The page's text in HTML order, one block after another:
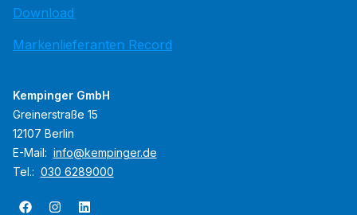
Download
Markenlieferanten Record
Kempinger GmbH
Greinerstraße 15
12107 Berlin
E-Mail: info@kempinger.de
Tel.: 030 6289000